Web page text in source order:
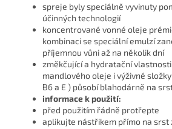
spreje byly speciálně vyvinuty
účinných technologií
koncentrované vonné oleje
kombinaci se speciální emulzí
příjemnou vůni až na několik dní
změkčující a hydratační
mandlového oleje i výživné složky
B6 a E ) působí blahodárně na
informace k použití:
před použitím řádně protřepte
aplikujte nástřikem přímo na srst